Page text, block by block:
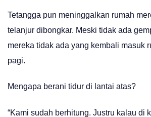
Tetangga pun meninggalkan rumah
telanjur dibongkar. Meski tidak ada
mereka tidak ada yang kembali masuk
pagi.
Mengapa berani tidur di lantai atas?
“Kami sudah berhitung. Justru kalau di